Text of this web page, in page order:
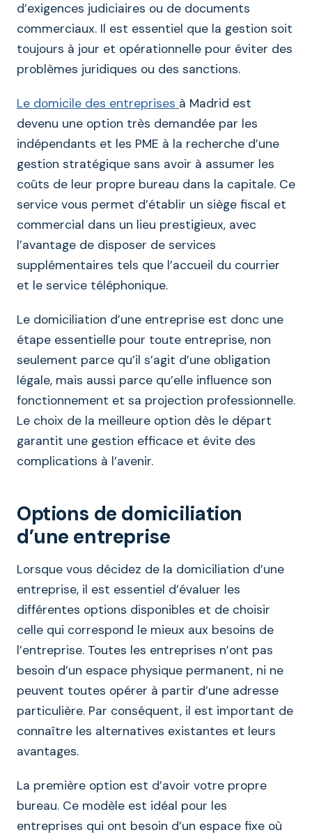
d’exigences judiciaires ou de documents
commerciaux. Il est essentiel que la gestion soit
toujours à jour et opérationnelle pour éviter des
problèmes juridiques ou des sanctions.
Le domicile des entreprises à Madrid est
devenu une option très demandée par les
indépendants et les PME à la recherche d’une
gestion stratégique sans avoir à assumer les
coûts de leur propre bureau dans la capitale. Ce
service vous permet d’établir un siège fiscal et
commercial dans un lieu prestigieux, avec
l’avantage de disposer de services
supplémentaires tels que l’accueil du courrier
et le service téléphonique.
Le domiciliation d’une entreprise est donc une
étape essentielle pour toute entreprise, non
seulement parce qu’il s’agit d’une obligation
légale, mais aussi parce qu’elle influence son
fonctionnement et sa projection professionnelle.
Le choix de la meilleure option dès le départ
garantit une gestion efficace et évite des
complications à l’avenir.
Options de domiciliation
d’une entreprise
Lorsque vous décidez de la domiciliation d’une
entreprise, il est essentiel d’évaluer les
différentes options disponibles et de choisir
celle qui correspond le mieux aux besoins de
l’entreprise. Toutes les entreprises n’ont pas
besoin d’un espace physique permanent, ni ne
peuvent toutes opérer à partir d’une adresse
particulière. Par conséquent, il est important de
connaître les alternatives existantes et leurs
avantages.
La première option est d’avoir votre propre
bureau. Ce modèle est idéal pour les
entreprises qui ont besoin d’un espace fixe où